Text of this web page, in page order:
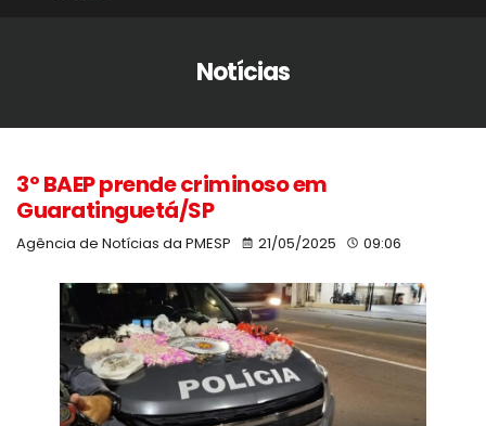
Notícias
3º BAEP prende criminoso em
Guaratinguetá/SP
Agência de Notícias da PMESP 21/05/2025 09:06